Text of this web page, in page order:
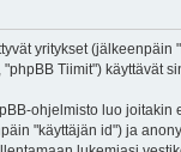
yritykset
Tiimit") käyttävät
ohjelmisto luo
"käyttäjän id") ja